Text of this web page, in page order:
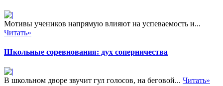
Мотивы учеников напрямую влияют на успеваемость и...
Читать»
Школьные соревнования: дух соперничества
В школьном дворе звучит гул голосов, на беговой... Читать»